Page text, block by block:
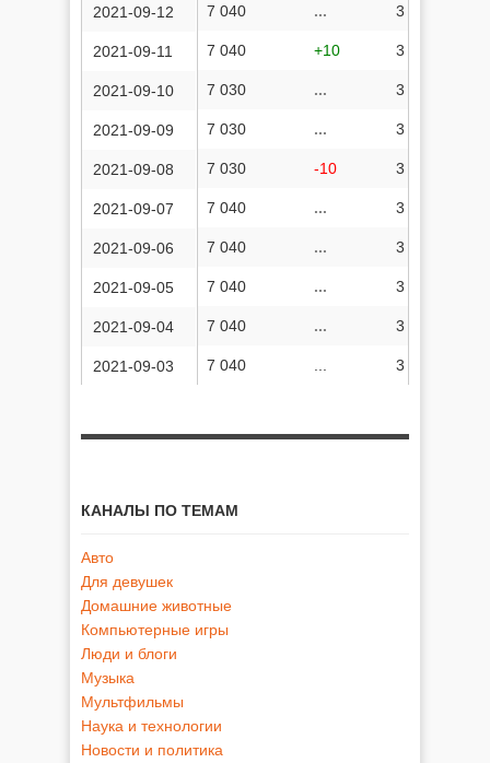
7 040 ... 3 705 389
7 040 +10 3 705 350
7 030 ... 3 705 316
7 030 ... 3 705 273
7 030 -10 3 705 256
7 040 ... 3 705 228
7 040 ... 3 705 198
7 040 ... 3 705 182
7 040 ... 3 705 152
7 040 3 705 131
2021-09-12
2021-09-11
2021-09-10
2021-09-09
2021-09-08
2021-09-07
2021-09-06
2021-09-05
2021-09-04
2021-09-03
КАНАЛЫ ПО ТЕМАМ
Авто
Для девушек
Домашние животные
Компьютерные игры
Люди и блоги
Музыка
Мультфильмы
Наука и технологии
Новости и политика